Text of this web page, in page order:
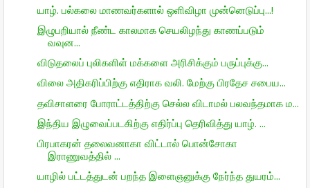
யாழ். பல்கலை மாணவர்களால் ஒளிவிழா முன்னெடுப்பு...!
இழுபறியால் நீண்ட காலமாக செயலிழந்து காணப்படும்
வவுன...
விடுதலைப் புலிகளிள் மக்களை அரிசிக்கும் பருப்புக்கு...
விலை அதிகரிப்பிற்கு எதிராக வலி. மேற்கு பிரதேச சபைய...
தவிசாளரை போராட்டத்திற்கு செல்ல விடாமல் பலவந்தமாக ம...
இந்திய இழுவைப்படகிற்கு எதிர்ப்பு தெரிவித்து யாழ். ...
பிரபாகரன் தலைவனாகா விட்டால் பொன்சோகா
இராணுவத்தில் ...
யாழில் பட்டத்துடன் பறந்த இளைஞனுக்கு நேர்ந்த துயரம்...